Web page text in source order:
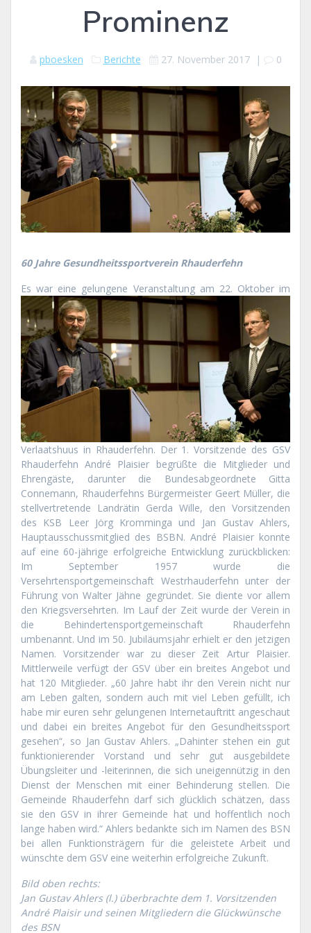
Prominenz
pboesken Berichte 27. November 2017| 0
60 Jahre Gesundheitssportverein Rhauderfehn
Es war eine gelungene Veranstaltung am 22. Oktober im
Verlaatshuus in Rhauderfehn. Der 1. Vorsitzende des GSV
Rhauderfehn André Plaisier begrüßte die Mitglieder und
Ehrengäste, darunter die Bundesabgeordnete Gitta
Connemann, Rhauderfehns Bürgermeister Geert Müller, die
stellvertretende Landrätin Gerda Wille, den Vorsitzenden
des KSB Leer Jörg Kromminga und Jan Gustav Ahlers,
Hauptausschussmitglied des BSBN. André Plaisier konnte
auf eine 60-jährige erfolgreiche Entwicklung zurückblicken:
Im September 1957 wurde die
Versehrtensportgemeinschaft Westrhauderfehn unter der
Führung von Walter Jähne gegründet. Sie diente vor allem
den Kriegsversehrten. Im Lauf der Zeit wurde der Verein in
die Behindertensportgemeinschaft Rhauderfehn
umbenannt. Und im 50. Jubiläumsjahr erhielt er den jetzigen
Namen. Vorsitzender war zu dieser Zeit Artur Plaisier.
Mittlerweile verfügt der GSV über ein breites Angebot und
hat 120 Mitglieder. „60 Jahre habt ihr den Verein nicht nur
am Leben galten, sondern auch mit viel Leben gefüllt, ich
habe mir euren sehr gelungenen Internetauftritt angeschaut
und dabei ein breites Angebot für den Gesundheitssport
gesehen“, so Jan Gustav Ahlers. „Dahinter stehen ein gut
funktionierender Vorstand und sehr gut ausgebildete
Übungsleiter und -leiterinnen, die sich uneigennützig in den
Dienst der Menschen mit einer Behinderung stellen. Die
Gemeinde Rhauderfehn darf sich glücklich schätzen, dass
sie den GSV in ihrer Gemeinde hat und hoffentlich noch
lange haben wird.“ Ahlers bedankte sich im Namen des BSN
bei allen Funktionsträgern für die geleistete Arbeit und
wünschte dem GSV eine weiterhin erfolgreiche Zukunft.
Bild oben rechts:
Jan Gustav Ahlers (l.) überbrachte dem 1. Vorsitzenden
André Plaisir und seinen Mitgliedern die Glückwünsche
des BSN